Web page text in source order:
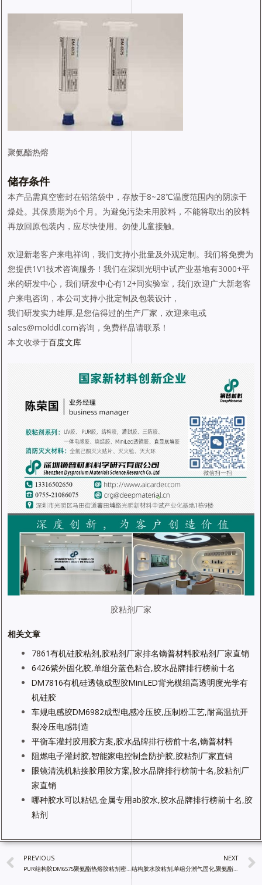
聚氨酯热熔
储存条件
本产品需真空密封在铝箔袋中，存放于8~28℃温度范围内的阴凉干
燥处。其保质期为6个月。为避免污染未用胶料，不能将取出的胶料
再放回原包装内，应尽快使用。勿使儿童接触。
欢迎新老客户来电祥询，我们支持小批量及外观定制。我们将免费为
您提供1V1技术咨询服务！我们在深圳光明中试产业基地有3000+平
米的研发中心，我们研发中心有12+间实验室，我们欢迎广大新老客
户来电咨询，本公司支持小批定制及包装设计，
我们研发实力雄厚,是您信得过的生产厂家，欢迎来电或
sales@molddl.com咨询，免费样品请联系！
本文收录于百度文库
胶粘剂厂家
相关文章
7861有机硅胶粘剂,胶粘剂厂家排名镝普材料胶粘剂厂家直销
6426紫外固化胶,单组分蓝色粘合,胶水品牌排行榜前十名
DM7816有机硅透镜成型胶MiniLED背光模组高透明度光学有
机硅胶
车规电感胶DM6982成型电感冷压胶,压制粉工艺,耐高温抗开
裂冷压电感制造
平衡车灌封胶用胶方案,胶水品牌排行榜前十名,镝普材料
阻燃电子灌封胶,智能家电控制盒防护胶,胶粘剂厂家直销
眼镜清洗机粘接胶用胶方案,胶水品牌排行榜前十名,胶粘剂厂
家直销
哪种胶水可以粘铝,金属专用ab胶水,胶水品牌排行榜前十名,胶
粘剂
PREVIOUS
PUR结构胶DM6575聚氨酯热熔胶粘剂密封胶,胶粘剂厂家直销
NEXT
结构胶水胶粘剂,单组分潮气固化,聚氨酯热熔DM6524PUR胶粘剂